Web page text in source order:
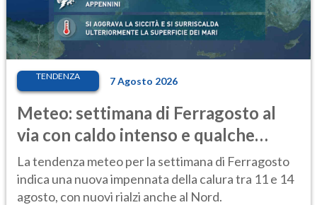
TENDENZA 7 Agosto 2026
Meteo: settimana di Ferragosto al
via con caldo intenso e qualche
temporale
La tendenza meteo per la settimana di Ferragosto
indica una nuova impennata della calura tra 11 e 14
agosto, con nuovi rialzi anche al Nord.